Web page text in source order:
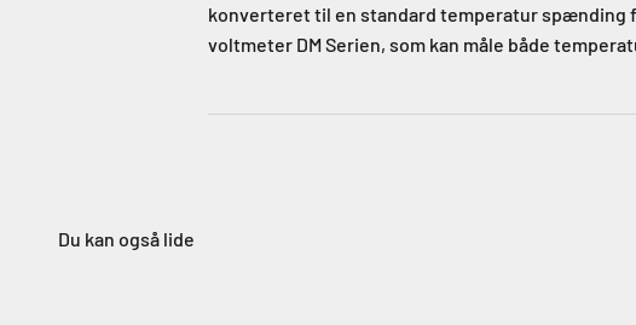
konverteret til en standard temperatur spænding
voltmeter DM Serien, som kan måle både
Du kan også lide